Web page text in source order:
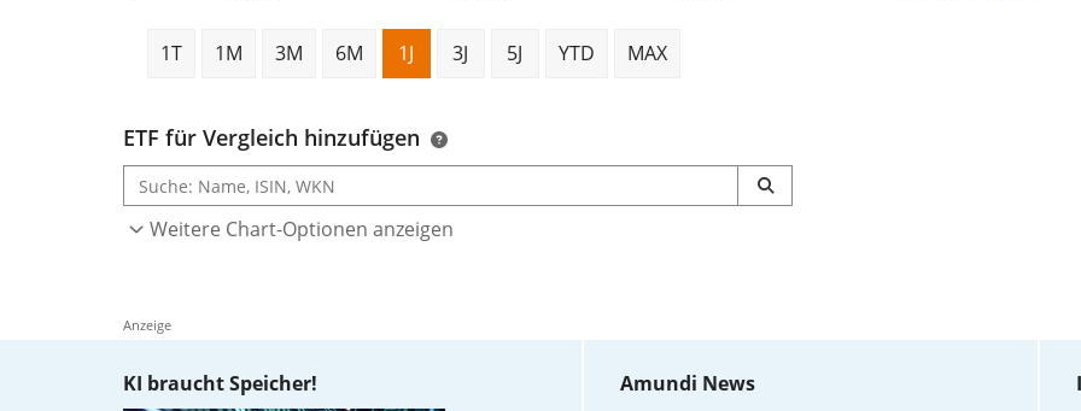
1T 1M 3M 6M 1J 3J 5J YTD MAX
ETF für Vergleich hinzufügen
Weitere Chart-Optionen anzeigen
Anzeige
KI braucht Speicher!
Amundi News